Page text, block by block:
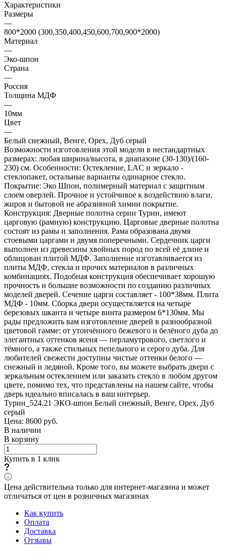
Характеристики
Размеры
—
800*2000 (300,350,400,450,600,700,900*2000)
Материал
—
Эко-шпон
Страна
—
Россия
Толщина МДФ
—
10мм
Цвет
—
Белый снежный, Венге, Орех, Дуб серый
Возможности изготовления этой модели в нестандартных
размерах: любая ширина/высота, в диапазоне (30-130)/(160-
230) см. Особенности: Остекление, LAC и зеркало -
стеклопакет, остальные варианты одинарное стекло.
Покрытие: Эко Шпон, полимерный материал с защитным
слоем оверлей. Прочное и устойчивое к воздействию влаги,
жиров и бытовой не абразивной химии покрытие.
Конструкция: Дверные полотна серии Турин, имеют
царговую (рамную) конструкцию. Царговые дверные полотна
состоят из рамы и заполнения. Рама образована двумя
стоевыми царгами и двумя поперечными. Сердечник царги
выполнен из древесины хвойных пород по всей её длине и
облицован плитой МДФ. Заполнение изготавливается из
плиты МДФ, стекла и прочих материалов в различных
комбинациях. Подобная конструкция обеспечивает хорошую
прочность и большие возможности по созданию различных
моделей дверей. Сечение царги составляет - 100*38мм. Плита
МДФ - 10мм. Сборка двери осуществляется на четыре
березовых шканта и четыре винта размером 6*130мм. Мы
рады предложить вам изготовление дверей в разнообразной
цветовой гамме: от утончённого бежевого и белёного дуба до
элегантных оттенков ясеня — перламутрового, светлого и
тёмного, а также стильных пепельного и серого дуба. Для
любителей свежести доступны чистые оттенки белого —
снежный и ледяной. Кроме того, вы можете выбрать двери с
зеркальным остеклением или заказать стекло в любом другом
цвете, помимо тех, что представлены на нашем сайте, чтобы
дверь идеально вписалась в ваш интерьер.
Турин_524.21 ЭКО-шпон Белый снежный, Венге, Орех, Дуб
серый
Цена: 8600 руб.
В наличии
В корзину
Купить в 1 клик
Цена действительна только для интернет-магазина и может
отличаться от цен в розничных магазинах
Как купить
Оплата
Доставка
Отзывы